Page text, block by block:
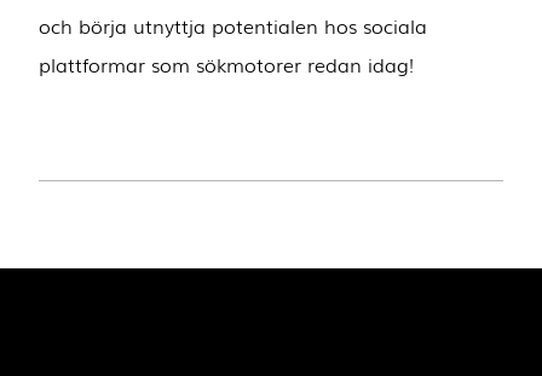
och börja utnyttja potentialen hos sociala
plattformar som sökmotorer redan idag!